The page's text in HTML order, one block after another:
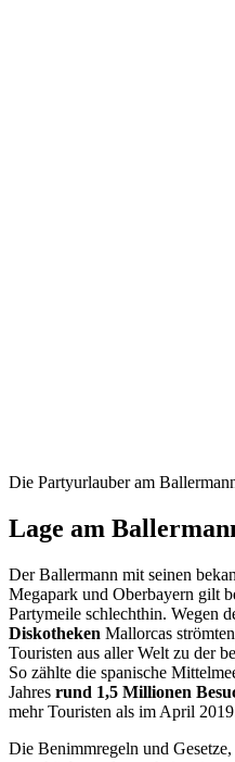
Die Partyurlauber am
Lage am
Der Ballermann mit seinen
Megapark und Oberbayern gilt
Partymeile schlechthin. Wegen
Diskotheken Mallorcas
Touristen aus aller Welt zu der
So zählte die spanische
Jahres rund 1,5 Millionen
mehr Touristen als im April
Die Benimmregeln und